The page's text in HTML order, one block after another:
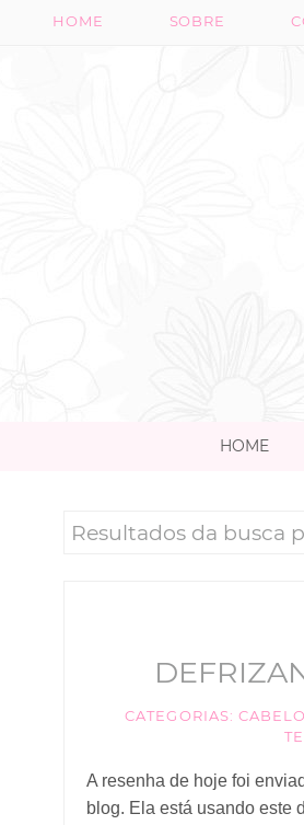
HOME SOBRE
HOME
Resultados da busca
CATEGORIAS:
A resenha de hoje foi
blog. Ela está usando este